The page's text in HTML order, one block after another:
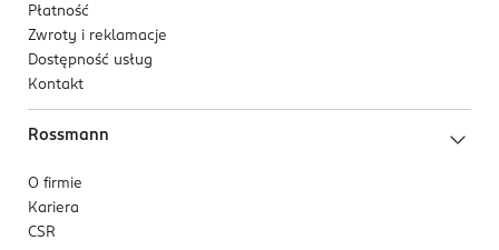
Płatność
Zwroty i reklamacje
Dostępność usług
Kontakt
Rossmann
O firmie
Kariera
CSR